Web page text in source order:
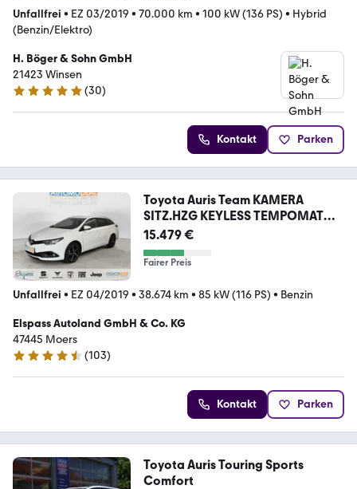
Unfallfrei • EZ 03/2019 • 70.000 km • 100 kW (136 PS) • Hybrid
(Benzin/Elektro)
H. Böger & Sohn GmbH
21423 Winsen
5 Sterne
(30)
Kontakt Parken
Toyota Auris Team KAMERA
SITZ.HZG KEYLESS TEMPOMAT
ALU
15.479 €
Fairer Preis
Unfallfrei • EZ 04/2019 • 38.674 km • 85 kW (116 PS) • Benzin
Elspass Autoland GmbH & Co. KG
47445 Moers
4.6 Sterne
(103)
Kontakt Parken
Toyota Auris Touring Sports
Comfort